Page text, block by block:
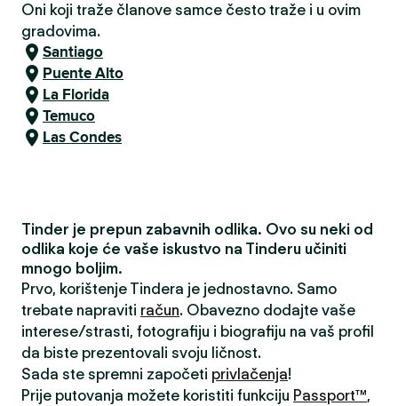
Oni koji traže članove samce često traže i u ovim
gradovima.
Santiago
Puente Alto
La Florida
Temuco
Las Condes
Tinder je prepun zabavnih odlika. Ovo su neki od
odlika koje će vaše iskustvo na Tinderu učiniti
mnogo boljim.
Prvo, korištenje Tindera je jednostavno. Samo
trebate napraviti račun. Obavezno dodajte vaše
interese/strasti, fotografiju i biografiju na vaš profil
da biste prezentovali svoju ličnost.
Sada ste spremni započeti privlačenja!
Prije putovanja možete koristiti funkciju Passport™,